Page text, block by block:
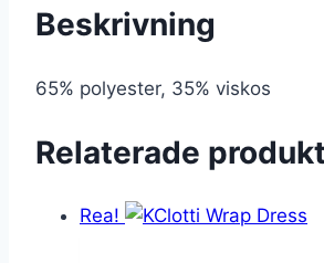
Beskrivning
65% polyester, 35% viskos
Relaterade
Rea!